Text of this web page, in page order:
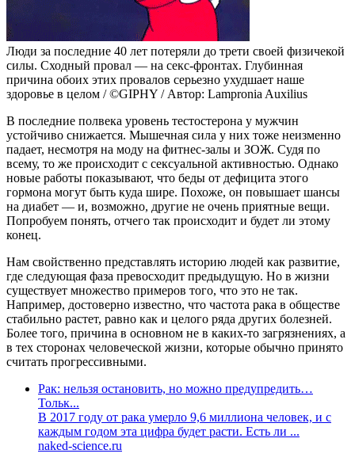
Люди за последние 40 лет потеряли до трети своей физичекой
силы. Сходный провал — на секс-фронтах. Глубинная
причина обоих этих провалов серьезно ухудшает наше
здоровье в целом / ©GIPHY / Автор: Lampronia Auxilius
В последние полвека уровень тестостерона у мужчин
устойчиво снижается. Мышечная сила у них тоже неизменно
падает, несмотря на моду на фитнес-залы и ЗОЖ. Судя по
всему, то же происходит с сексуальной активностью. Однако
новые работы показывают, что беды от дефицита этого
гормона могут быть куда шире. Похоже, он повышает шансы
на диабет — и, возможно, другие не очень приятные вещи.
Попробуем понять, отчего так происходит и будет ли этому
конец.
Нам свойственно представлять историю людей как развитие,
где следующая фаза превосходит предыдущую. Но в жизни
существует множество примеров того, что это не так.
Например, достоверно известно, что частота рака в обществе
стабильно растет, равно как и целого ряда других болезней.
Более того, причина в основном не в каких-то загрязнениях, а
в тех сторонах человеческой жизни, которые обычно принято
считать прогрессивными.
Рак: нельзя остановить, но можно предупредить…
Тольк...
В 2017 году от рака умерло 9,6 миллиона человек, и с
каждым годом эта цифра будет расти. Есть ли ...
naked-science.ru